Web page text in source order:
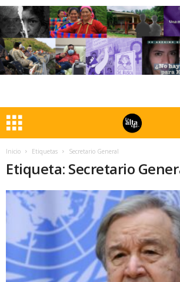
Inicio Etiquetas Secretario General
Etiqueta: Secretario